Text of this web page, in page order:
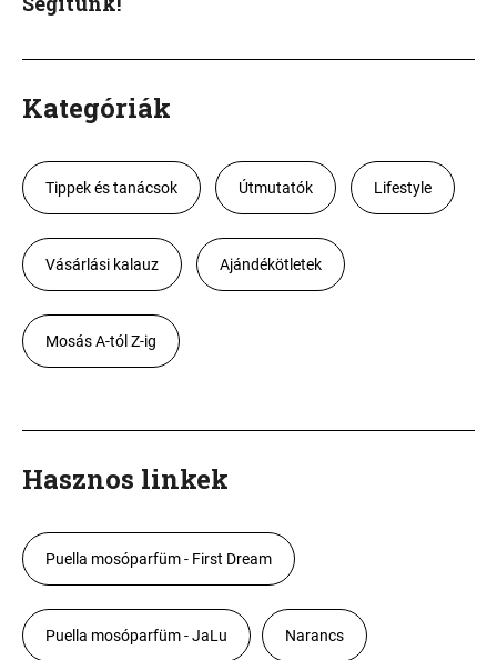
Kategóriák
Tippek és tanácsok Útmutatók Lifestyle
Vásárlási kalauz Ajándékötletek
Mosás A-tól Z-ig
Hasznos linkek
Puella mosóparfüm - First Dream
Puella mosóparfüm - JaLu Narancs